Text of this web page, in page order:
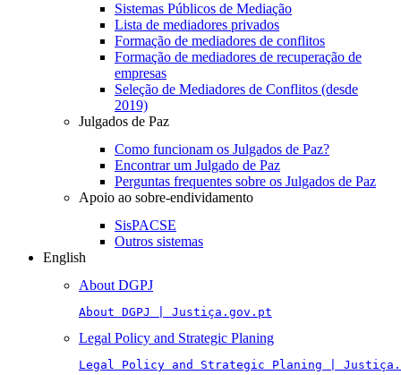
Sistemas Públicos de Mediação
Lista de mediadores privados
Formação de mediadores de conflitos
Formação de mediadores de recuperação de
empresas
Seleção de Mediadores de Conflitos (desde
2019)
Julgados de Paz
Como funcionam os Julgados de Paz?
Encontrar um Julgado de Paz
Perguntas frequentes sobre os Julgados de Paz
Apoio ao sobre-endividamento
SisPACSE
Outros sistemas
English
About DGPJ
About DGPJ | Justiça.gov.pt
Legal Policy and Strategic Planing
Legal Policy and Strategic Planing |